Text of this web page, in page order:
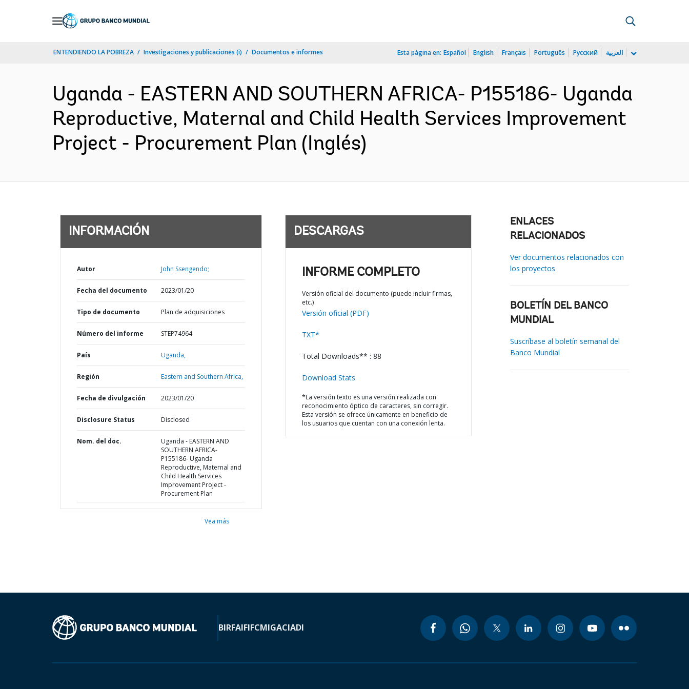
ENTENDIENDO LA POBREZA Investigaciones y publicaciones (i) Documentos e informes Esta página en: Español English Français Português Русский العربية
Uganda - EASTERN AND SOUTHERN AFRICA- P155186- Uganda
Reproductive, Maternal and Child Health Services Improvement
Project - Procurement Plan (Inglés)
INFORMACIÓN
Autor John Ssengendo;
Fecha del documento 2023/01/20
Tipo de documento Plan de adquisiciones
Número del informe STEP74964
País Uganda,
Región Eastern and Southern Africa,
Fecha de divulgación 2023/01/20
Disclosure Status Disclosed
Nom. del doc.
Uganda - EASTERN AND
SOUTHERN AFRICA-
P155186- Uganda
Reproductive, Maternal and
Child Health Services
Improvement Project -
Procurement Plan
Vea más
DESCARGAS
INFORME COMPLETO
Versión oficial del documento (puede incluir firmas,
etc.)
Versión oficial (PDF)
TXT*
Total Downloads** : 88
Download Stats
*La versión texto es una versión realizada con
reconocimiento óptico de caracteres, sin corregir.
Esta versión se ofrece únicamente en beneficio de
los usuarios que cuentan con una conexión lenta.
ENLACES
RELACIONADOS
Ver documentos relacionados con
los proyectos
BOLETÍN DEL BANCO
MUNDIAL
Suscríbase al boletín semanal del
Banco Mundial
BIRFAIFIFCMIGACIADI